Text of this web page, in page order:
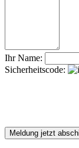
Ihr Name:
Sicherheitscode: